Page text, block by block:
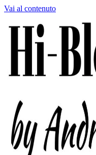
Vai al contenuto